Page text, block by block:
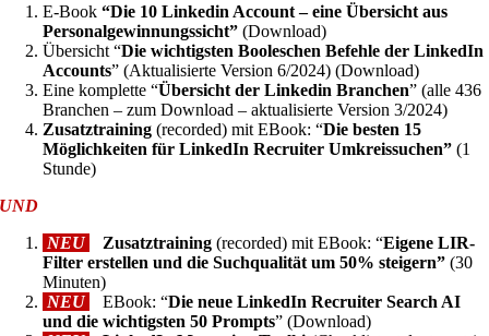
E-Book “Die 10 Linkedin Account – eine Übersicht aus
Personalgewinnungssicht”(Download)
Übersicht “Die wichtigsten Booleschen Befehle der LinkedIn
Accounts” (Aktualisierte Version 6/2024) (Download)
Eine komplette “Übersicht der Linkedin Branchen” (alle 436
Branchen – zum Download – aktualisierte Version 3/2024)
Zusatztraining(recorded) mit EBook: “Die besten 15
Möglichkeiten für LinkedIn Recruiter Umkreissuchen” (1
Stunde)
UND
NEU
Zusatztraining(recorded) mit EBook:“Eigene LIR-
Filter erstellen und die Suchqualität um 50% steigern” (30
Minuten)
NEU
EBook: “Die neue LinkedIn Recruiter Search AI
und die wichtigsten 50 Prompts” (Download)